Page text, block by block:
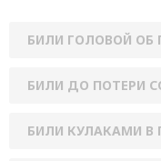
БИЛИ ГОЛОВОЙ ОБ
БИЛИ ДО ПОТЕРИ
БИЛИ КУЛАКАМИ В